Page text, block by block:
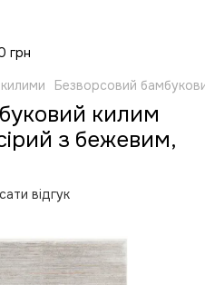
грн
Безворсовий
килим
з бежевим,
відгук